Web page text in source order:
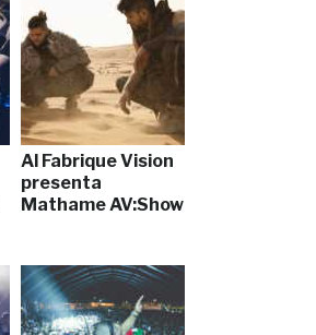
Al Fabrique Vision
presenta
Mathame AV:Show